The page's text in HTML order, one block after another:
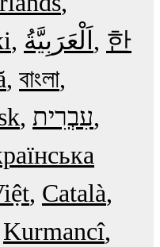
한
বাংলা
עִבְרִית
Català
Kurmancî